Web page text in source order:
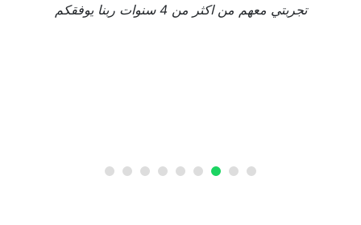
تجربتي معهم من اكثر من 4 سنوات ربنا يوفقكم